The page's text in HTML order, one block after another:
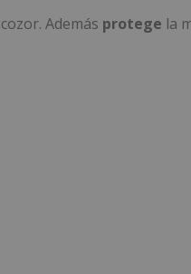
Además protege la